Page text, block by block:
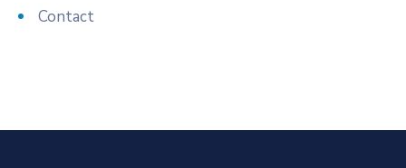
Contact